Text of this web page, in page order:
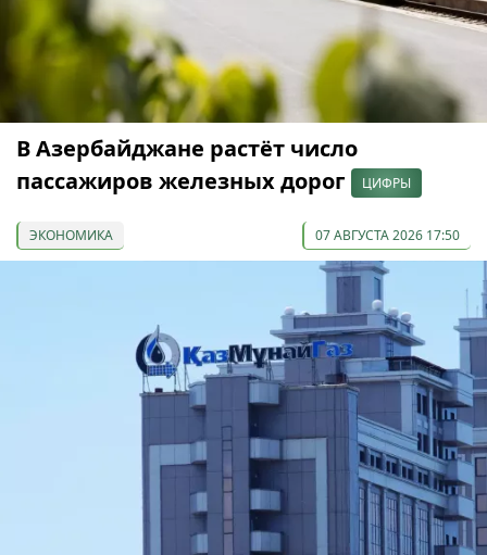
В Азербайджане растёт число
пассажиров железных дорог
ЦИФРЫ
ЭКОНОМИКА 07 АВГУСТА 2026 17:50